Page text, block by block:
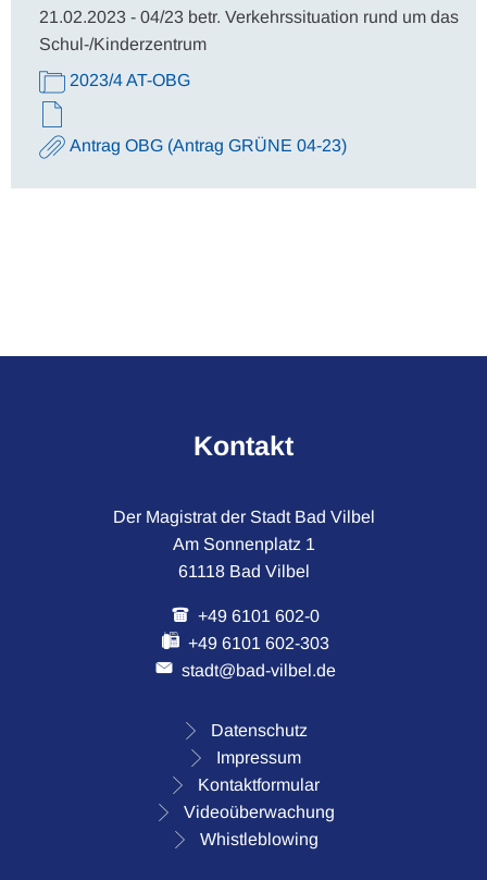
21.02.2023 - 04/23 betr. Verkehrssituation rund um das
Schul-/Kinderzentrum
2023/4 AT-OBG
Antrag OBG (Antrag GRÜNE 04-23)
Kontakt
Der Magistrat der Stadt Bad Vilbel
Am Sonnenplatz 1
61118 Bad Vilbel
+49 6101 602-0
+49 6101 602-303
stadt@bad-vilbel.de
Datenschutz
Impressum
Kontaktformular
Videoüberwachung
Whistleblowing